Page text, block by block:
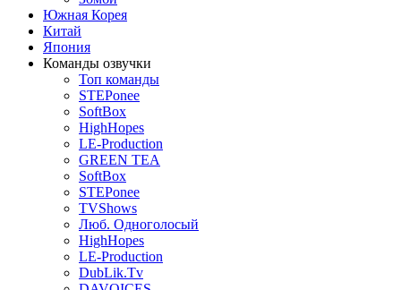
Южная Корея
Китай
Япония
Команды озвучки
Топ команды
STEPonee
SoftBox
HighHopes
LE-Production
GREEN TEA
SoftBox
STEPonee
TVShows
Люб. Одноголосый
HighHopes
LE-Production
DubLik.Tv